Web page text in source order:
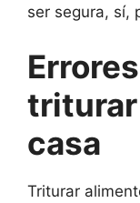
ser segura, sí,
triturar
casa
Triturar